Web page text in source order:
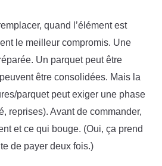
quand l’élément est
le meilleur compromis. Une
Un parquet peut être
être consolidées. Mais la
parquet peut exiger une phase
reprises). Avant de commander,
et ce qui bouge. (Oui, ça prend
de payer deux fois.)